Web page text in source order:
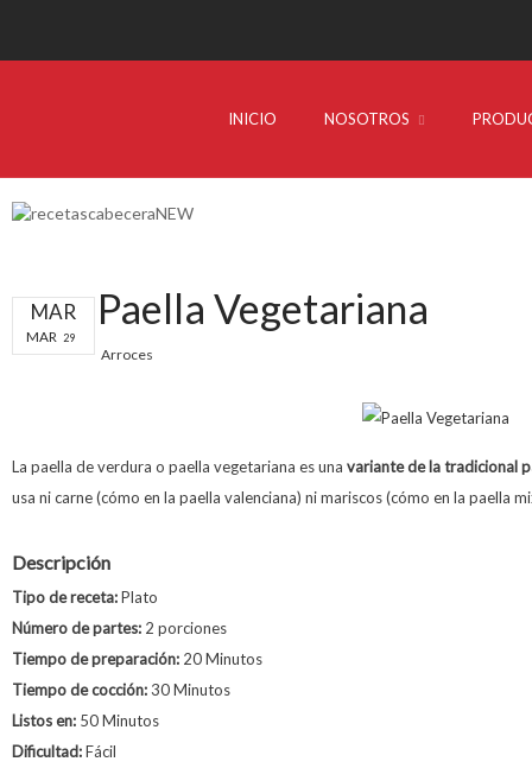
INICIO NOSOTROS
MAR
MAR 29
Paella Vegetariana
Arroces
La paella de verdura o paella vegetariana es una variante de la tradicional
usa ni carne (cómo en la paella valenciana) ni mariscos (cómo en la paella
Descripción
Tipo de receta:Plato
Número de partes: 2 porciones
Tiempo de preparación: 20 Minutos
Tiempo de cocción:30 Minutos
Listos en: 50 Minutos
Dificultad:Fácil